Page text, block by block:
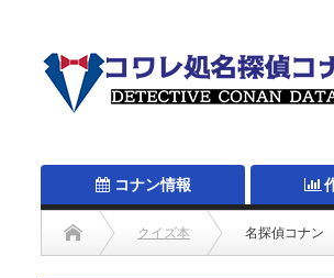
コナン情報
クイズ本 名探偵コナン